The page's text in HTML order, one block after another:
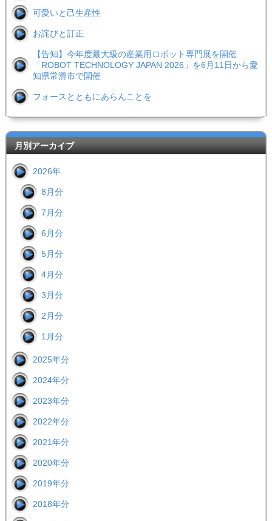
可愛いと己生産性
お詫びと訂正
【告知】今年度最大級の産業用ロボット専門展を開催
「ROBOT TECHNOLOGY JAPAN 2026」を6月11日から愛
知県常滑市で開催
フォースとともにあらんことを
月別アーカイブ
2026年
8月分
7月分
6月分
5月分
4月分
3月分
2月分
1月分
2025年分
2024年分
2023年分
2022年分
2021年分
2020年分
2019年分
2018年分